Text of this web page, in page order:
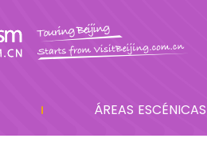
ÁREAS ESCÉNICAS